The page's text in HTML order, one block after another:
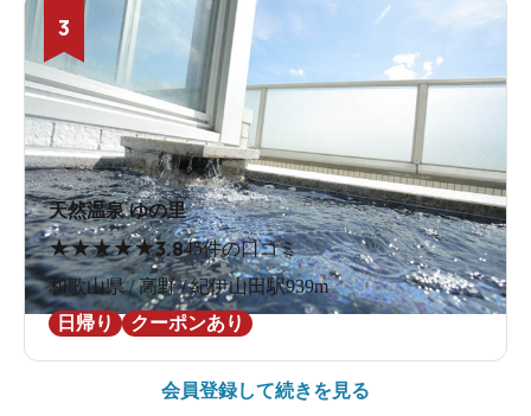
3
天然温泉 ゆの里
★★★★★3.845件の口コミ
和歌山県 / 高野 / 紀伊山田駅939m
日帰り
クーポンあり
会員登録して続きを見る